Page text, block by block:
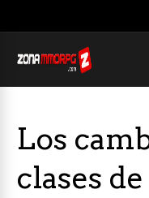
Los
clases